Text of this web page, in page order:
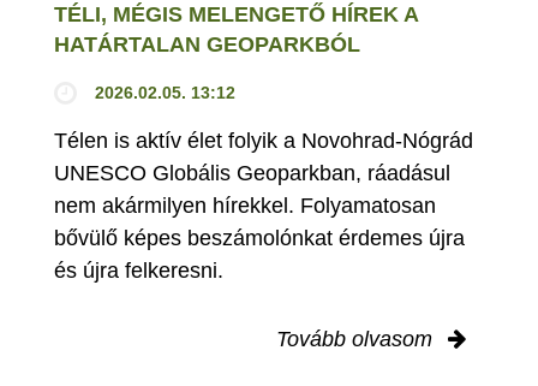
TÉLI, MÉGIS MELENGETŐ HÍREK A
HATÁRTALAN GEOPARKBÓL
2026.02.05. 13:12
Télen is aktív élet folyik a Novohrad-Nógrád
UNESCO Globális Geoparkban, ráadásul
nem akármilyen hírekkel. Folyamatosan
bővülő képes beszámolónkat érdemes újra
és újra felkeresni.
Tovább olvasom